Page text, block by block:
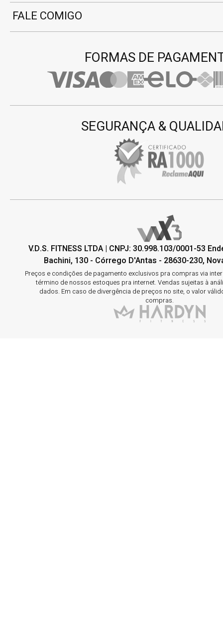
FALE COMIGO
SEGURANÇA &
FORMAS DE
V.D.S. FITNESS LTDA | CNPJ: 30.998.103/0001-53
Bachini, 130 - Córrego D'Antas - 28630-230,
Preços e condições de pagamento exclusivos pra compras via
término de nossos estoques pra internet. Vendas sujeitas à
dados. Em caso de divergência de preços no site, o valor
compras.